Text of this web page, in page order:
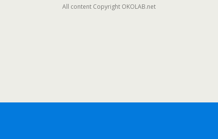
All content Copyright OKOLAB.net